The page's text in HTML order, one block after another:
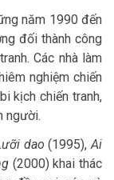
năm 1990 đến
đối thành công
Các nhà làm
nghiệm chiến
kịch chiến tranh,
người.
dao(1995),Ai
(2000) khai thác